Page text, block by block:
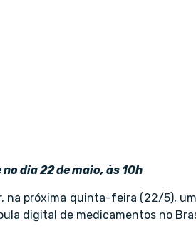
dia 22 de maio, às 10h
na próxima quinta-feira (22/5),
digital de medicamentos no